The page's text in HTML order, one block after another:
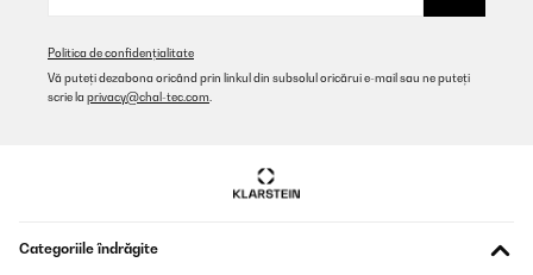
Politica de confidențialitate
Vă puteți dezabona oricând prin linkul din subsolul oricărui e-mail sau ne puteți
scrie la privacy@chal-tec.com
Categoriile îndrăgite